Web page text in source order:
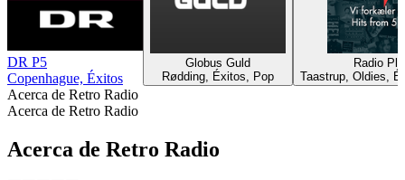
DR P5
Copenhague, Éxitos
Globus Guld
Rødding, Éxitos, Pop
Radio
Taastrup, Oldies,
Acerca de Retro Radio
Acerca de Retro Radio
Acerca de Retro Radio